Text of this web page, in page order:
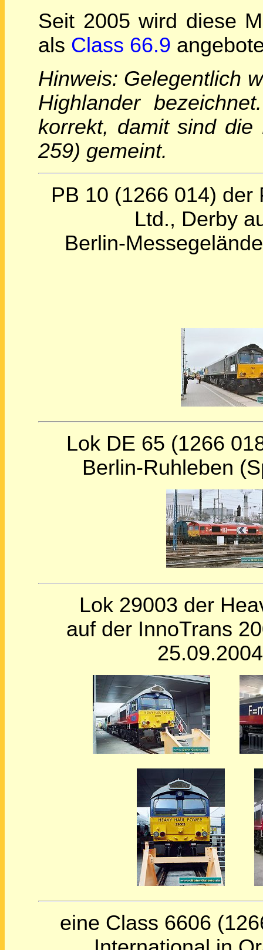
Seit 2005 wird diese
als Class 66.9
Hinweis: Gelegentlich
Highlander
korrekt, damit sind
259) gemeint.
PB 10 (1266 014)
Ltd., Derby
Berlin-
Lok DE 65 (1266
Berlin-Ruhleben
Lok 29003 der
auf der InnoTrans
eine Class 6606